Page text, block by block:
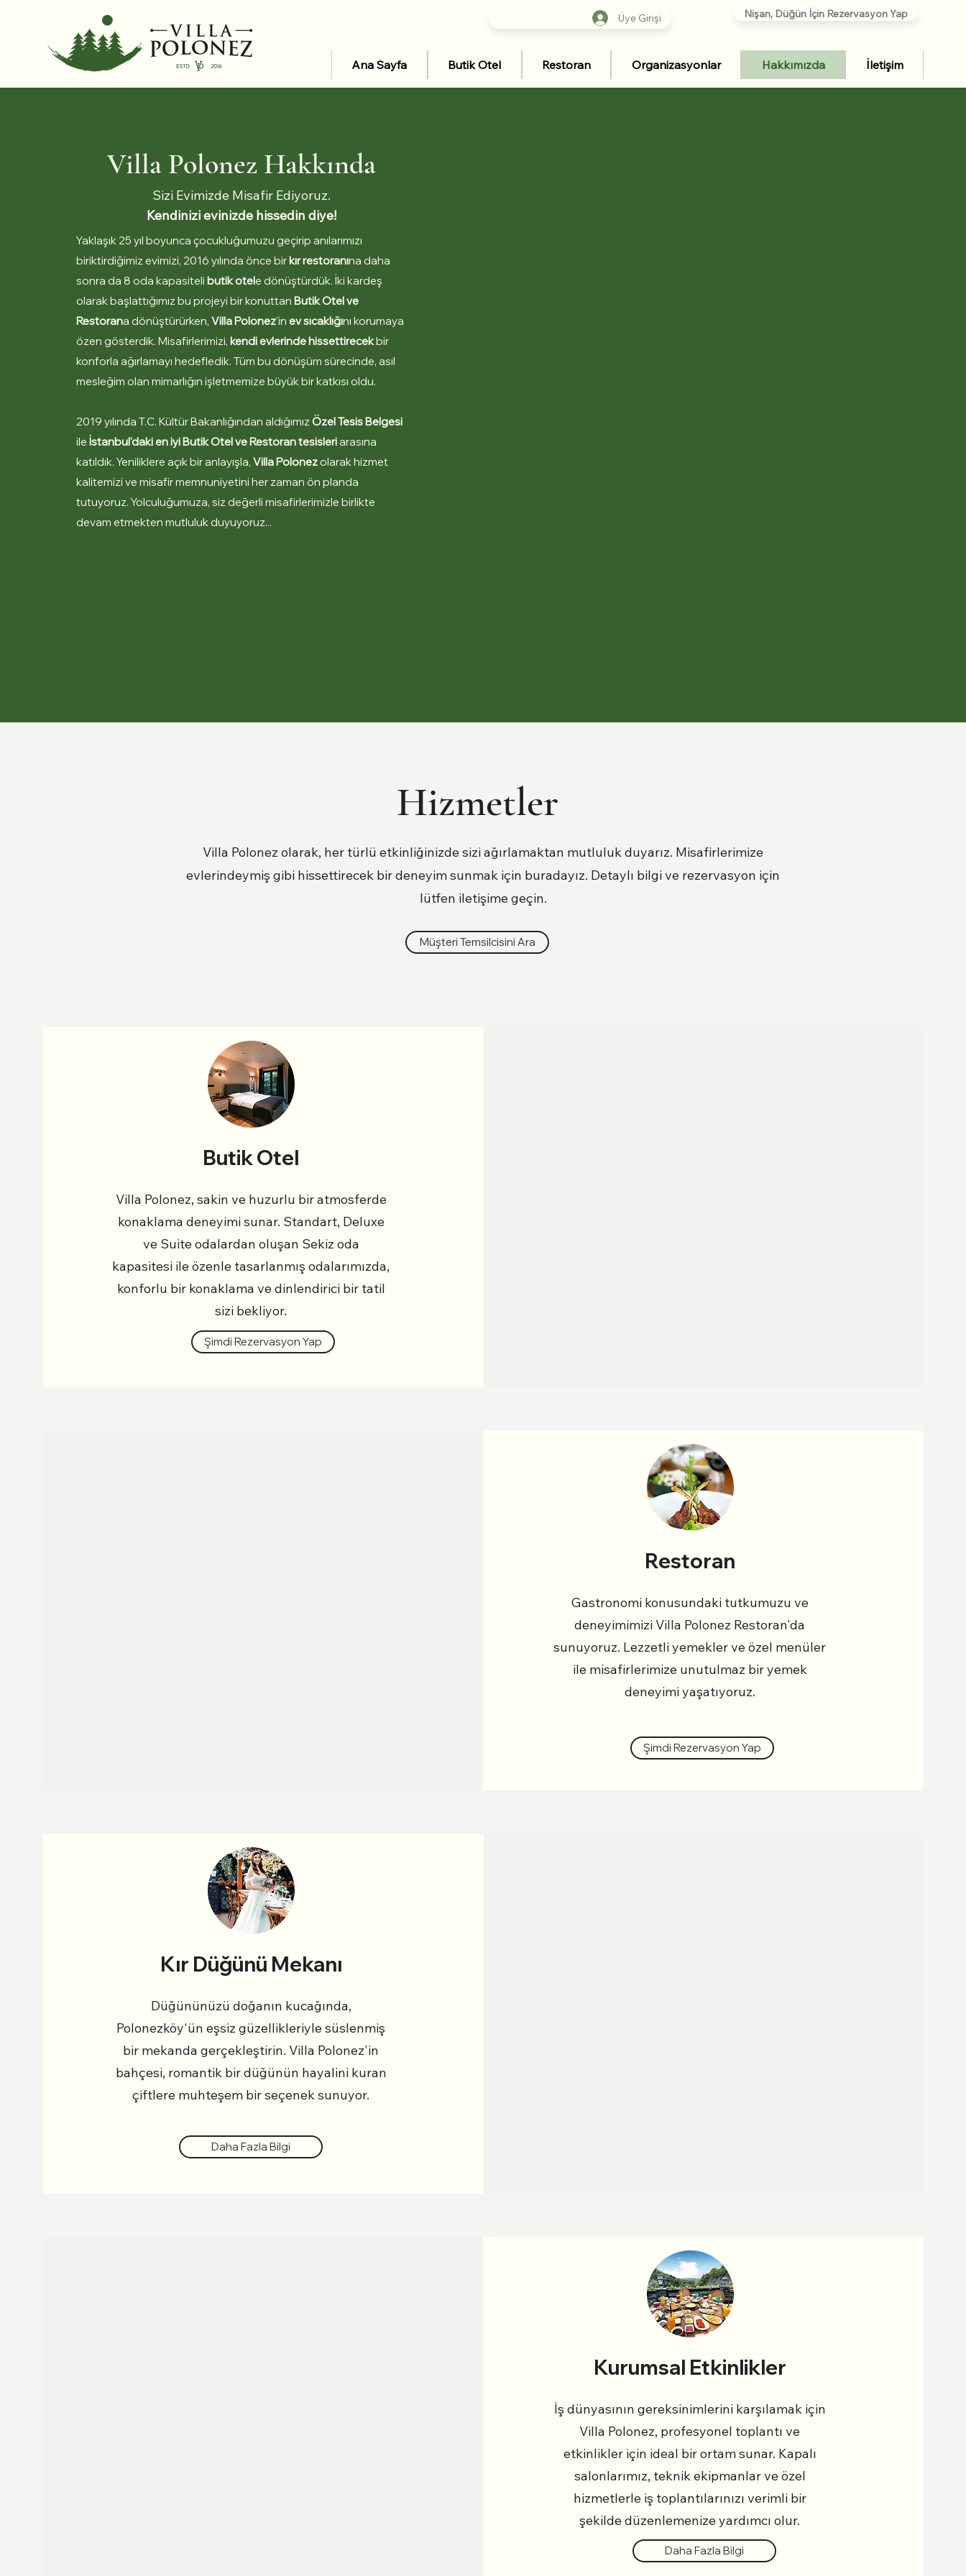
Üye Girişi Nişan, Düğün İçin Rezervasyon Yap
Ana Sayfa Butik Otel Restoran Organizasyonlar Hakkımızda İletişim
Villa Polonez Hakkında
Sizi Evimizde Misafir Ediyoruz.
Kendinizi evinizde hissedin diye!
Yaklaşık 25 yıl boyunca çocukluğumuzu geçirip anılarımızı
biriktirdiğimiz evimizi, 2016 yılında önce birkırrestoranına daha
sonra da 8 oda kapasiteli butik otele dönüştürdük. İki kardeş
olarak başlattığımız bu projeyi bir konuttan Butik Otel ve
Restorana dönüştürürken, Villa Polonez'in ev sıcaklığını korumaya
özen gösterdik. Misafirlerimizi, kendi evlerinde hissettirecekbir
konforla ağırlamayı hedefledik. Tüm bu dönüşüm sürecinde, asıl
mesleğim olan mimarlığın işletmemize büyük bir katkısı oldu.
2019 yılında T.C. Kültür Bakanlığından aldığımızÖzel Tesis Belgesi
ile İstanbul'daki en iyi Butik Otel ve Restoran tesisleriarasına
katıldık. Yeniliklere açık bir anlayışla, Villa Polonez olarak hizmet
kalitemizi ve misafir memnuniyetini her zaman ön planda
tutuyoruz. Yolculuğumuza, siz değerli misafirlerimizle birlikte
devam etmekten mutluluk duyuyoruz...
Hizmetler
Villa Polonez olarak, her türlü etkinliğinizde sizi ağırlamaktan mutluluk duyarız. Misafirlerimize
evlerindeymiş gibi hissettirecek bir deneyim sunmak için buradayız. Detaylı bilgi ve rezervasyon için
lütfen iletişime geçin.
Müşteri Temsilcisini Ara
Butik Otel
Villa Polonez, sakin ve huzurlu bir atmosferde
konaklama deneyimi sunar. Standart, Deluxe
ve Suite odalardan oluşan Sekiz oda
kapasitesi ile özenle tasarlanmış odalarımızda,
konforlu bir konaklama ve dinlendirici bir tatil
sizi bekliyor.
Şimdi Rezervasyon Yap
Restoran
Gastronomi konusundaki tutkumuzu ve
deneyimimizi Villa Polonez Restoran'da
sunuyoruz. Lezzetli yemekler ve özel menüler
ile misafirlerimize unutulmaz bir yemek
deneyimi yaşatıyoruz.
Şimdi Rezervasyon Yap
Kır Düğünü Mekanı
Düğününüzü doğanın kucağında,
Polonezköy'ün eşsiz güzellikleriyle süslenmiş
bir mekanda gerçekleştirin. Villa Polonez'in
bahçesi, romantik bir düğünün hayalini kuran
çiftlere muhteşem bir seçenek sunuyor.
Daha Fazla Bilgi
Kurumsal Etkinlikler
İş dünyasının gereksinimlerini karşılamak için
Villa Polonez, profesyonel toplantı ve
etkinlikler için ideal bir ortam sunar. Kapalı
salonlarımız, teknik ekipmanlar ve özel
hizmetlerle iş toplantılarınızı verimli bir
şekilde düzenlemenize yardımcı olur.
Daha Fazla Bilgi